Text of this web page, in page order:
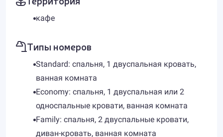
кафе
Типы номеров
Standard: спальня, 1 двуспальная кровать,
ванная комната
Economy: спальня, 1 двуспальная или 2
односпальные кровати, ванная комната
Family: спальня, 2 двуспальные кровати,
диван-кровать, ванная комната